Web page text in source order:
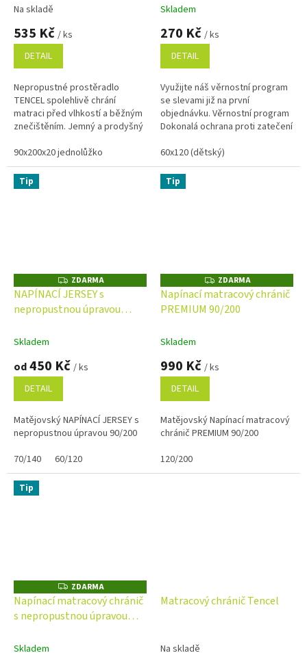
Na skladě
535 Kč / ks
DETAIL
Nepropustné prostěradlo
TENCEL spolehlivě chrání
matraci před vlhkostí a běžným
znečištěním. Jemný a prodyšný
komfort během spánku.
Voděodolné...
90x200x20 jednolůžko
Skladem
270 Kč / ks
DETAIL
Využijte náš věrnostní program
se slevami již na první
objednávku. Věrnostní program
Dokonalá ochrana proti zatečení
Paropropustná a zároveň
dutým...
60x120 (dětský)
Tip
Z
D
A
R
ZDARMA
NAPÍNACÍ JERSEY s
nepropustnou úpravou
Skladem
od450 Kč / ks
DETAIL
Matějovský NAPÍNACÍ JERSEY s
nepropustnou úpravou 90/200
70/140
60/120
Tip
Z
D
A
R
M
ZDARMA
Napínací matracový chránič
PREMIUM 90/200
Skladem
990 Kč / ks
DETAIL
Matějovský Napínací matracový
chránič PREMIUM 90/200
120/200
Tip
Z
D
A
R
ZDARMA
Napínací matracový chránič
s nepropustnou úpravou
Skladem
Matracový chránič Tencel
Na skladě